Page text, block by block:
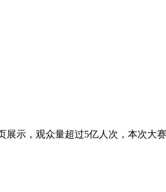
，观众量超过5亿人次，本次大